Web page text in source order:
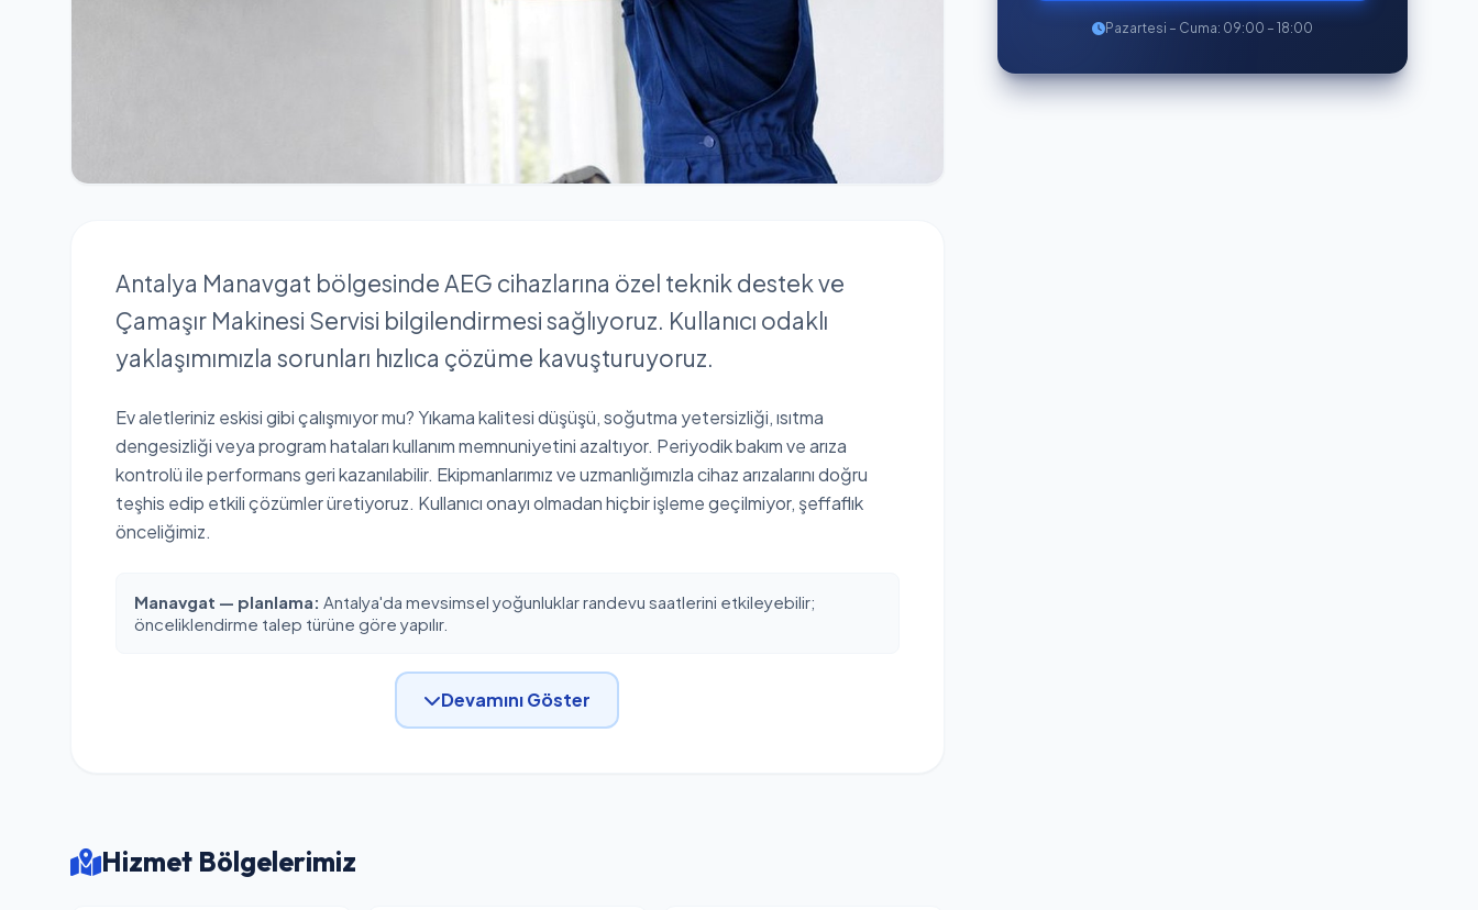
Antalya Manavgat bölgesinde AEG cihazlarına özel teknik destek ve
Çamaşır Makinesi Servisi bilgilendirmesi sağlıyoruz. Kullanıcı odaklı
yaklaşımımızla sorunları hızlıca çözüme kavuşturuyoruz.
Ev aletleriniz eskisi gibi çalışmıyor mu? Yıkama kalitesi düşüşü, soğutma yetersizliği, ısıtma
dengesizliği veya program hataları kullanım memnuniyetini azaltıyor. Periyodik bakım ve arıza
kontrolü ile performans geri kazanılabilir. Ekipmanlarımız ve uzmanlığımızla cihaz arızalarını doğru
teşhis edip etkili çözümler üretiyoruz. Kullanıcı onayı olmadan hiçbir işleme geçilmiyor, şeffaflık
önceliğimiz.
Manavgat — planlama: Antalya'da mevsimsel yoğunluklar randevu saatlerini etkileyebilir;
önceliklendirme talep türüne göre yapılır.
Devamını Göster
Hizmet Bölgelerimiz
Pazartesi – Cuma: 09:00 – 18:00